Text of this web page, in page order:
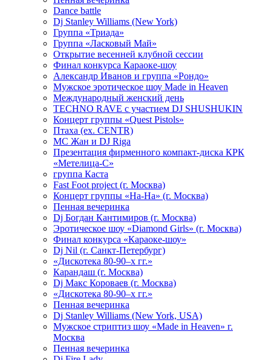
Dance battle
Dj Stanley Williams (New York)
Группа «Триада»
Группа «Ласковый Май»
Открытие весенней клубной сессии
Финал конкурса Караоке-шоу
Александр Иванов и группа «Рондо»
Мужское эротическое шоу Made in Heaven
Международный женский день
TECHNO RAVE с участием DJ SHUSHUKIN
Концерт группы «Quest Pistols»
Птаха (ex. CENTR)
МС Жан и DJ Riga
Презентация фирменного компакт-диска КРК
«Метелица-С»
группа Каста
Fast Foot project (г. Москва)
Концерт группы «На-На» (г. Москва)
Пенная вечеринка
Dj Богдан Кантимиров (г. Москва)
Эротическое шоу «Diamond Girls» (г. Москва)
Финал конкурса «Караоке-шоу»
Dj Nil (г. Санкт-Петербург)
«Дискотека 80-90–х гг.»
Карандаш (г. Москва)
Dj Макс Короваев (г. Москва)
«Дискотека 80-90–х гг.»
Пенная вечеринка
Dj Stanley Williams (New York, USA)
Мужское стриптиз шоу «Made in Heaven» г.
Москва
Пенная вечеринка